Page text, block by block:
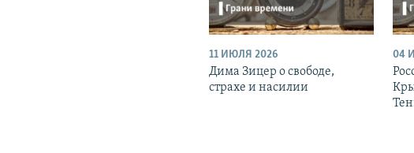
11 ИЮЛЯ 2026
Дима Зицер о свободе,
страхе и насилии
04